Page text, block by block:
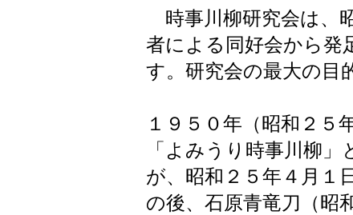
時事川柳研究会は、
者による同好会から発
す。研究会の最大の目
１９５０年（昭和２５年
「よみうり時事川柳
が、昭和２５年４月１
の後、石原青竜刀（昭